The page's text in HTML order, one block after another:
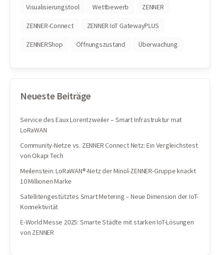
Visualisierungstool Wettbewerb ZENNER
ZENNER-Connect ZENNER IoT GatewayPLUS
ZENNERShop Öffnungszustand Überwachung
Neueste Beiträge
Service des Eaux Lorentzweiler – Smart Infrastruktur mat
LoRaWAN
Community-Netze vs. ZENNER Connect Netz: Ein Vergleichstest
von Okapi Tech
Meilenstein: LoRaWAN®-Netz der Minol-ZENNER-Gruppe knackt
10 Millionen Marke
Satellitengestütztes Smart Metering – Neue Dimension der IoT-
Konnektivität
E-World Messe 2025: Smarte Städte mit starken IoT-Lösungen
von ZENNER